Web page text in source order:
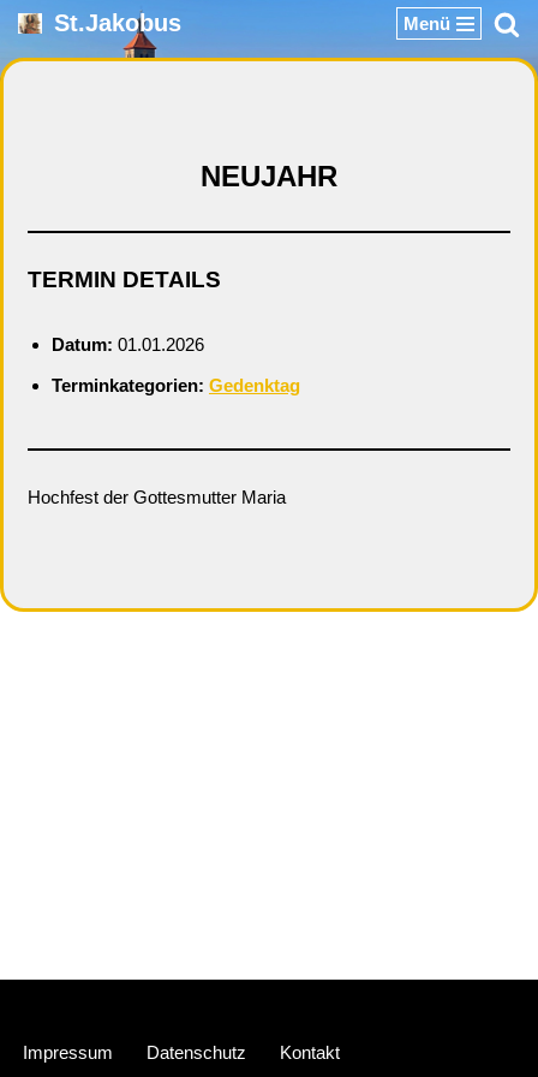
Zum
St.Jakobus Menü
NEUJAHR
TERMIN DETAILS
Datum: 01.01.2026
Terminkategorien: Gedenktag
Hochfest der Gottesmutter Maria
Impressum Datenschutz Kontakt